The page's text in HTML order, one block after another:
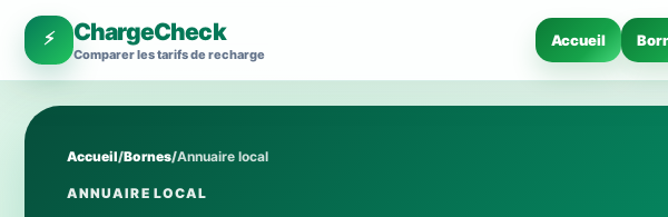
⚡ ChargeCheck
Comparer les tarifs de recharge
Accueil
Accueil/Bornes/Annuaire local
ANNUAIRE LOCAL